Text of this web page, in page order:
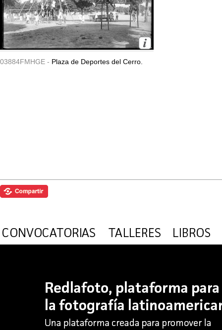
03884FMHGE - Plaza de Deportes del Cerro.